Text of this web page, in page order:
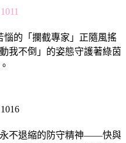
的「攔截專家」正隨風搖
我不倒」的姿態守護著綠茵
不退縮的防守精神——快與